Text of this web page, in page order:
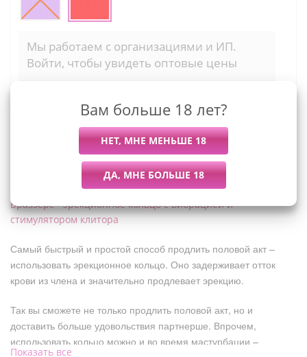
Мы работаем с организациями и ИП.
Войти, чтобы увидеть оптовые цены
Описание
Браззерс - эрекционное кольцо с вибрацией и
стимулятором клитора
Самый быстрый и простой способ продлить половой акт –
использовать эрекционное кольцо. Оно задерживает отток
крови из члена и значительно продлевает эрекцию.
Так вы сможете не только продлить половой акт, но и
доставить больше удовольствия партнерше. Впрочем,
использовать кольцо можно и во время мастурбации –
Показать все
Вам больше 18 лет?